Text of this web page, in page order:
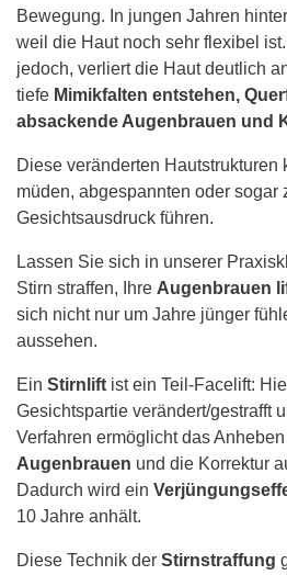
Bewegung. In jungen Jahren
weil die Haut noch sehr flexibel
jedoch, verliert die Haut deutlich
tiefe Mimikfalten entstehen,
absackende Augenbrauen und
Diese veränderten Hautstrukturen
müden, abgespannten oder sogar
Gesichtsausdruck führen.
Lassen Sie sich in unserer
Stirn straffen, Ihre Augenbrauen
sich nicht nur um Jahre jünger
aussehen.
Ein Stirnlift ist ein Teil-Facelift:
Gesichtspartie verändert/gestrafft
Verfahren ermöglicht das Anheben
Augenbrauen und die Korrektur
Dadurch wird ein
10 Jahre anhält.
Diese Technik der Stirnstraffung